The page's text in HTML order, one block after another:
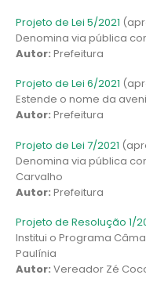
Projeto de Lei 5/2021
Denomina via pública
Autor: Prefeitura
Projeto de Lei 6/2021
Estende o nome da
Autor: Prefeitura
Projeto de Lei 7/2021
Denomina via pública
Carvalho
Autor: Prefeitura
Projeto de Resolução 1/
Institui o Programa
Paulínia
Autor: Vereador Zé